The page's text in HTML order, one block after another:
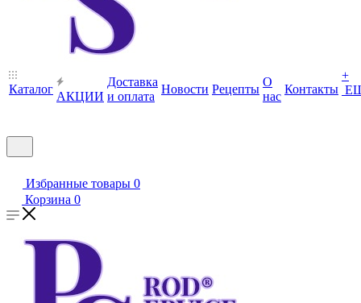
Каталог
АКЦИИ
Доставка
и оплата
Новости Рецепты
О
нас
Контакты
+
Избранные товары 0
Корзина 0